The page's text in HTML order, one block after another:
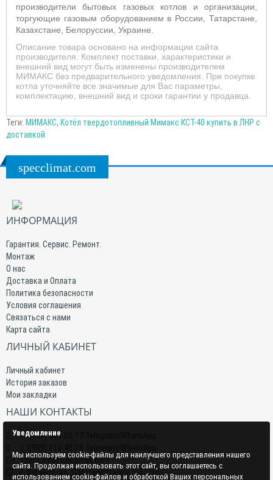
производители бытовых газовых котлов и организации,
торгующие газовым оборудованием в России, Татарстане,
Казахстане, Белоруссии, Украине.
Описание товара основано на информации сайта
производителя. Комплект поставки, характеристики и
внешний вид могут быть изменены производителем
МИМАКС без предварительного уведомления. При покупке
котла уточняйте все значимые для Вас параметры,
комплектацию, внешний вид и сроки гарантии у продавца.
Теги: МИМАКС, Котёл твердотопливный Мимакс КСТ-40 купить в ЛНР с
доставкой
specclimat.com
ИНФОРМАЦИЯ
Гарантия. Сервис. Ремонт.
Монтаж
О нас
Доставка и Оплата
Политика безопасности
Условия соглашения
Связаться с нами
Карта сайта
ЛИЧНЫЙ КАБИНЕТ
Личный кабинет
История заказов
Мои закладки
НАШИ КОНТАКТЫ
+7(959) 509-02-17 Telegram/WhatsApp
specclimat.lg@gmail.com
г. Луганск, ул. Даргомыжского, 2-Е/216
Уведомление
Мы используем cookie-файлы для наилучшего представления нашего
сайта. Продолжая использовать этот сайт, вы соглашаетесь с
использованием cookie-файлов и обработкой Ваших персональных